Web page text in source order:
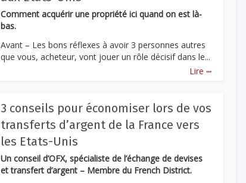
Comment acquérir une propriété ici quand on est là-
bas.
Avant – Les bons réflexes à avoir 3 personnes autres
que vous, acheteur, vont jouer un rôle décisif dans le...
Lire ...
3 conseils pour économiser lors de vos
transferts d’argent de la France vers
les Etats-Unis
Un conseil d’OFX, spécialiste de l’échange de devises
et transfert d’argent – Membre du French District.